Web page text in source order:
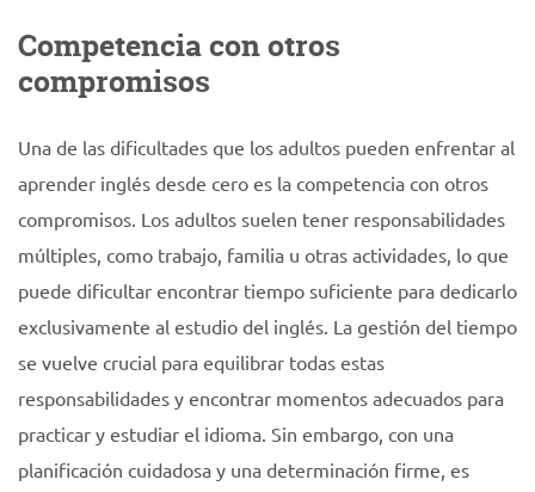
Competencia con otros
compromisos
Una de las dificultades que los adultos pueden enfrentar al
aprender inglés desde cero es la competencia con otros
compromisos. Los adultos suelen tener responsabilidades
múltiples, como trabajo, familia u otras actividades, lo que
puede dificultar encontrar tiempo suficiente para dedicarlo
exclusivamente al estudio del inglés. La gestión del tiempo
se vuelve crucial para equilibrar todas estas
responsabilidades y encontrar momentos adecuados para
practicar y estudiar el idioma. Sin embargo, con una
planificación cuidadosa y una determinación firme, es